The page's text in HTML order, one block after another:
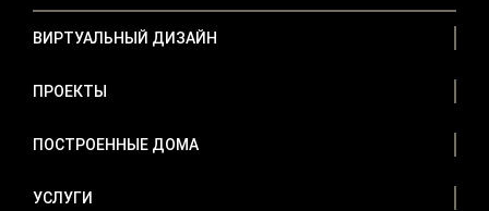
ВИРТУАЛЬНЫЙ ДИЗАЙН
ПРОЕКТЫ
ПОСТРОЕННЫЕ ДОМА
УСЛУГИ